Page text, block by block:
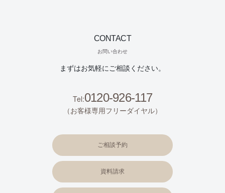
CONTACT
お問い合わせ
まずはお気軽にご相談ください。
Tel:0120-926-117
（お客様専用フリーダイヤル）
ご相談予約
資料請求